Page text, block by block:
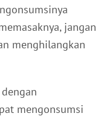
jangan
menghilangkan
mengonsumsi